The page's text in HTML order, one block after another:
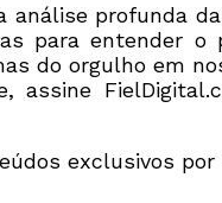
análise profunda
para entender o
do orgulho em
assine
exclusivos por